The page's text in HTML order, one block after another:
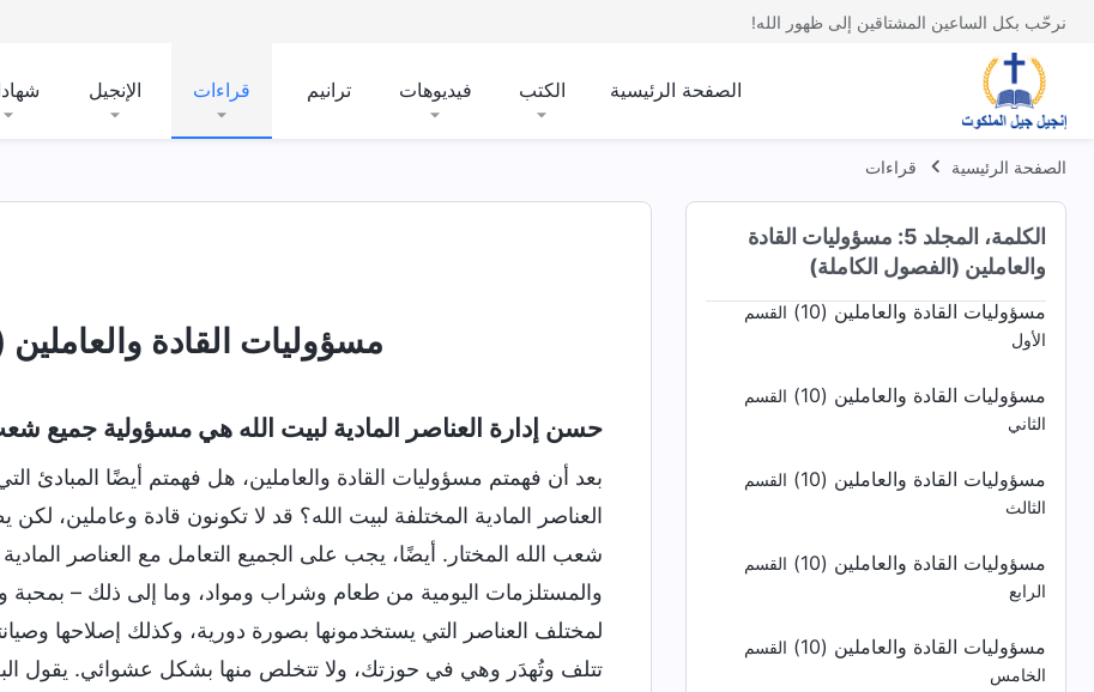
نرحّب بكل الساعين المشتاقين إلى ظهور الله!
الصفحة الرئيسية الكتب فيديوهات ترانيم قراءات الإنجيل
الصفحة الرئيسية قراءات
الكلمة، المجلد 5: مسؤوليات القادة
والعاملين (الفصول الكاملة)
الخامس
مسؤوليات القادة والعاملين (9) القسم الأول
مسؤوليات القادة والعاملين (9) القسم الثالث
مسؤوليات القادة والعاملين (9)
مسؤوليات القادة والعاملين (10)
القسم
الأول
مسؤوليات القادة والعاملين (10)
القسم
الثاني
مسؤوليات القادة والعاملين (10)
القسم
الثالث
مسؤوليات القادة والعاملين (10)
القسم
الرابع
مسؤوليات القادة والعاملين (10)
القسم
الخامس
مسؤوليات القادة والعاملين
حسن إدارة العناصر المادية لبيت الله هي مسؤولية جميع شعب
بعد أن فهمتم مسؤوليات القادة والعاملين، هل فهمتم أيضًا المبادئ
العناصر المادية المختلفة لبيت الله؟ قد لا تكونون قادة وعاملين،
شعب الله المختار. أيضًا، يجب على الجميع التعامل مع العناصر المادية
والمستلزمات اليومية من طعام وشراب ومواد، وما إلى ذلك – بمحبة
لمختلف العناصر التي يستخدمونها بصورة دورية، وكذلك إصلاحها
تتلف وتُهدَر وهي في حوزتك، ولا تتخلص منها بشكل عشوائي. يقول